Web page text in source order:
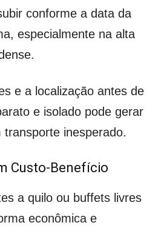
conforme a data da
especialmente na alta
e a localização antes de
e isolado pode gerar
inesperado.
Custo-Benefício
a quilo ou buffets livres
econômica e